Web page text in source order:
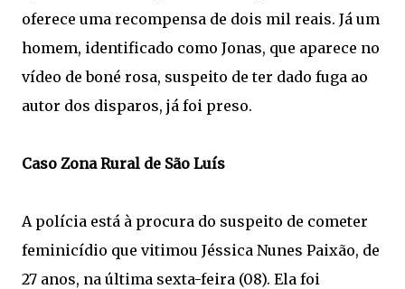
oferece uma recompensa de dois mil reais. Já um
homem, identificado como Jonas, que aparece no
vídeo de boné rosa, suspeito de ter dado fuga ao
autor dos disparos, já foi preso.
Caso Zona Rural de São Luís
A polícia está à procura do suspeito de cometer
feminicídio que vitimou Jéssica Nunes Paixão, de
27 anos, na última sexta-feira (08). Ela foi